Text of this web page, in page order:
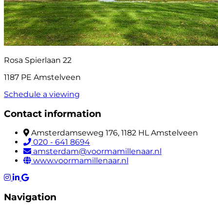
Rosa Spierlaan 22
1187 PE Amstelveen
Schedule a viewing
Contact information
Amsterdamseweg 176, 1182 HL Amstelveen
020 - 641 8694
amsterdam@voormamillenaar.nl
www.voormamillenaar.nl
Navigation